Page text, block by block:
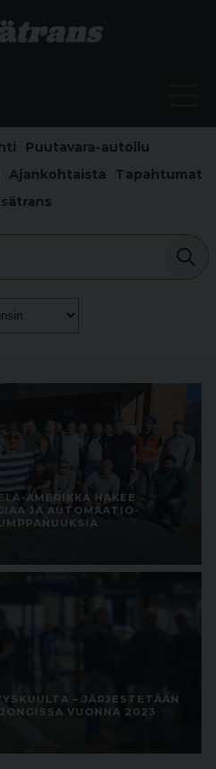
Puutavara-autoilu
Ajankohtaista
Tapahtumat
AMERIKKA HAKEE
JA AUTOMAATIO-
– JÄRJESTETÄÄN
VUONNA 2023